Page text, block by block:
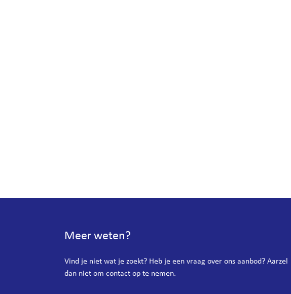
Meer weten?
Vind je niet wat je zoekt? Heb je een vraag over ons aanbod? Aarzel
dan niet om contact op te nemen.